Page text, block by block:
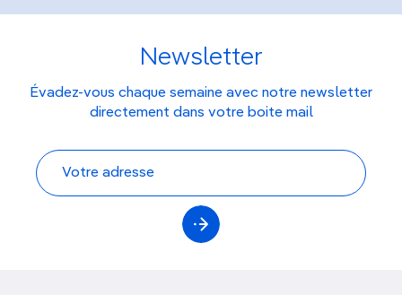
Newsletter
Évadez-vous chaque semaine avec notre newsletter
directement dans votre boite mail